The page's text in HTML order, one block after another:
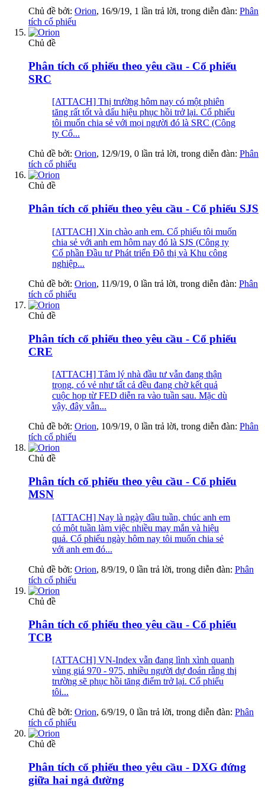
Chủ đề bởi: Orion, 16/9/19, 1 lần trả lời, trong diễn đàn: Phân
tích cổ phiếu
Chủ đề
Phân tích cổ phiếu theo yêu cầu - Cổ phiếu
SRC
[ATTACH] Thị trường hôm nay có một phiên
tăng rất tốt và dấu hiệu phục hồi trở lại. Cổ phiếu
tôi muốn chia sẻ với mọi người đó là SRC (Công
ty Cổ...
Chủ đề bởi: Orion, 12/9/19, 0 lần trả lời, trong diễn đàn: Phân
tích cổ phiếu
Chủ đề
Phân tích cổ phiếu theo yêu cầu - Cổ phiếu SJS
[ATTACH] Xin chào anh em. Cổ phiếu tôi muốn
chia sẻ với anh em hôm nay đó là SJS (Công ty
Cổ phần Đầu tư Phát triển Đô thị và Khu công
nghiệp...
Chủ đề bởi: Orion, 11/9/19, 0 lần trả lời, trong diễn đàn: Phân
tích cổ phiếu
Chủ đề
Phân tích cổ phiếu theo yêu cầu - Cổ phiếu
CRE
[ATTACH] Tâm lý nhà đầu tư vẫn đang thận
trọng, có vẻ như tất cả đều đang chờ kết quả
cuộc họp từ FED diễn ra vào tuần sau. Mặc dù
vậy, đây vẫn...
Chủ đề bởi: Orion, 10/9/19, 0 lần trả lời, trong diễn đàn: Phân
tích cổ phiếu
Chủ đề
Phân tích cổ phiếu theo yêu cầu - Cổ phiếu
MSN
[ATTACH] Nay là ngày đầu tuần, chúc anh em
có một tuần làm việc nhiều may mắn và hiệu
quả. Cổ phiếu ngày hôm nay tôi muốn chia sẻ
với anh em đó...
Chủ đề bởi: Orion, 8/9/19, 0 lần trả lời, trong diễn đàn: Phân
tích cổ phiếu
Chủ đề
Phân tích cổ phiếu theo yêu cầu - Cổ phiếu
TCB
[ATTACH] VN-Index vẫn đang lình xình quanh
vùng giá 970 - 975, nhiều người dự đoán rằng thị
trường sẽ phục hồi tăng điểm trở lại. Cổ phiếu
tôi...
Chủ đề bởi: Orion, 6/9/19, 0 lần trả lời, trong diễn đàn: Phân
tích cổ phiếu
Chủ đề
Phân tích cổ phiếu theo yêu cầu - DXG đứng
giữa hai ngả đường